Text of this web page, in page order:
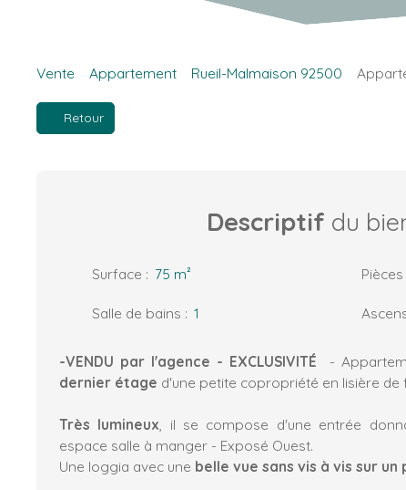
Vente Appartement Rueil-Malmaison 92500
Retour
Descriptif du
Surface : 75 m² Pièces
Salle de bains : 1
-VENDU par l'agence - EXCLUSIVITÉ -
dernier étage d'une petite copropriété en lisière de
Très lumineux , il se compose d'une entrée
espace salle à manger - Exposé Ouest.
Une loggia avec une belle vue sans vis à vis sur un